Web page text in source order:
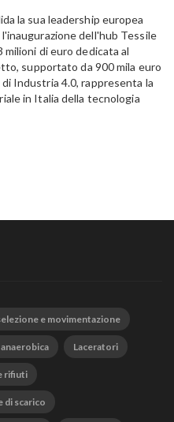
la sua leadership europea
dell'hub Tessile
di euro dedicata al
supportato da 900 mila euro
Industria 4.0, rappresenta la
in Italia della tecnologia
e movimentazione
Laceratori
rifiuti
di scarico